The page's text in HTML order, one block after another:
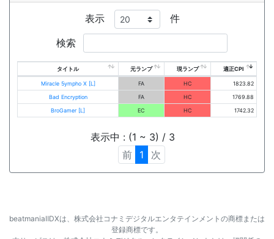
表示 件
検索
タイトル 元ランプ 現ランプ 適正CPI
Miracle 5ympho X [L] FA HC
1823.82
Bad Encryption
FA HC
1769.88
BroGamer [L]
EC HC 1742.32
表示中 : (1 ~ 3) / 3
前
1 次
beatmaniaⅡDXは、株式会社コナミデジタルエンタテインメントの商標または
登録商標です。